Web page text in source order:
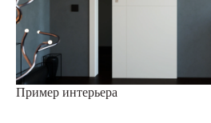
Пример интерьера